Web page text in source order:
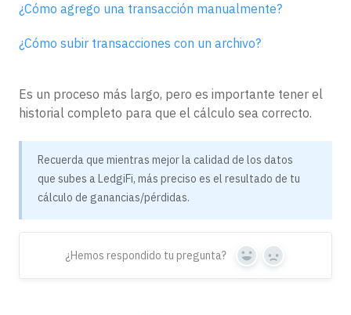
¿Cómo agrego una transacción manualmente?
¿Cómo subir transacciones con un archivo?
Es un proceso más largo, pero es importante tener el
historial completo para que el cálculo sea correcto.
Recuerda que mientras mejor la calidad de los datos
que subes a LedgiFi, más preciso es el resultado de tu
cálculo de ganancias/pérdidas.
¿Hemos respondido tu pregunta?
Yes No